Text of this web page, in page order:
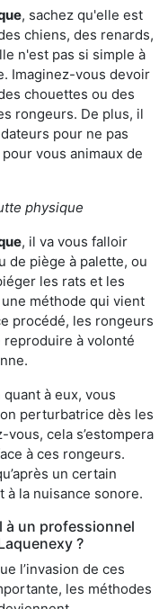
, sachez qu'elle est
chiens, des renards,
n'est pas si simple à
Imaginez-vous devoir
chouettes ou des
rongeurs. De plus, il
pour ne pas
vous animaux de
physique
, il va vous falloir
de piège à palette, ou
les rats et les
méthode qui vient
procédé, les rongeurs
à volonté
quant à eux, vous
perturbatrice dès les
cela s’estompera
à ces rongeurs.
un certain
à la nuisance sonore.
à un professionnel
?
l’invasion de ces
les méthodes